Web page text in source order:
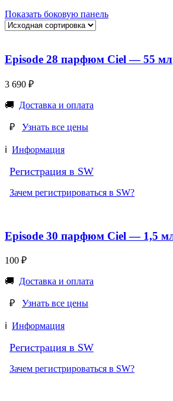
Показать боковую панель
Episode 28 парфюм Ciel — 55 мл
3 690 ₽
🚚 Доставка и оплата
₽ Узнать все цены
ℹ️ Информация
Регистрация в SW
Зачем регистрироваться в SW?
Episode 30 парфюм Ciel — 1,5
100 ₽
🚚 Доставка и оплата
₽ Узнать все цены
ℹ️ Информация
Регистрация в SW
Зачем регистрироваться в SW?